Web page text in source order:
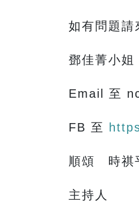
如有問題請
鄧佳菁小
Email 至
FB 至
順頌 時祺
主持人